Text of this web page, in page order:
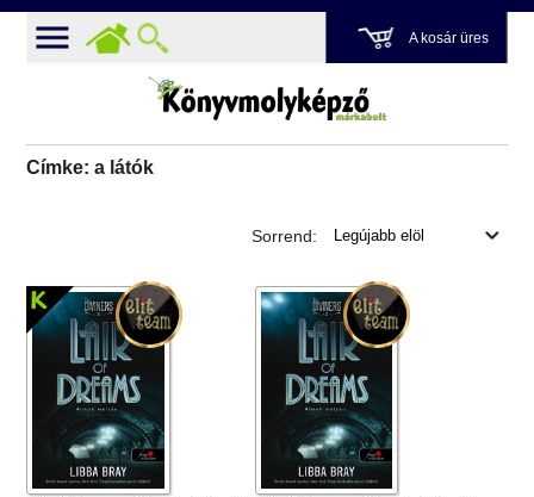
A kosár üres
Címke: a látók
Sorrend: